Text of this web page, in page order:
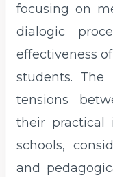
focusing on
dialogic
effectiveness
students. The
tensions
their practical
schools,
and